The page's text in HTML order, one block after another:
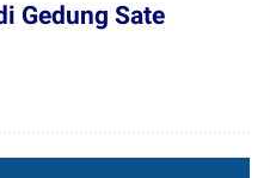
Gedung Sate